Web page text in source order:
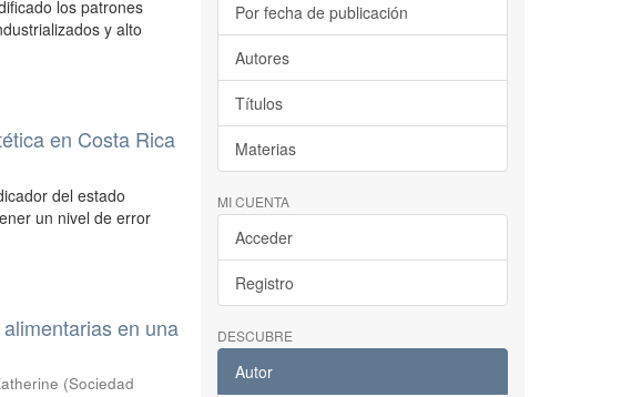
los patrones
y alto
en Costa Rica
del estado
un nivel de error
en una
(Sociedad
Por fecha de publicación
Autores
Títulos
Materias
MI CUENTA
Acceder
Registro
DESCUBRE
Autor